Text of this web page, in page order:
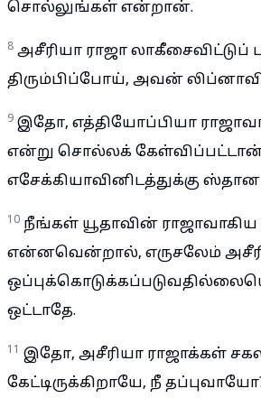
சொல்லுங்கள் என்றான்.
8 அசீரியா ராஜா லாகீசைவிட்டுப்
திரும்பிப்போய், அவன்
9 இதோ, எத்தியோப்பியா
என்று சொல்லக்
எசேக்கியாவினிடத்துக்கு
10 நீங்கள் யூதாவின்
என்னவென்றால், எருசலேம்
ஒட்டாதே.
11 இதோ, அசீரியா ராஜாக்கள்
கேட்டிருக்கிறாயே, நீ